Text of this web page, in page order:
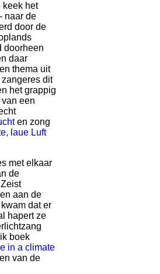
keek het
- naar de
door de
doorheen
daar
thema uit
dit
het grappig
een
en zong
laue Luft
met elkaar
de
aan de
dat er
hapert ze
boek
in a climate
van de